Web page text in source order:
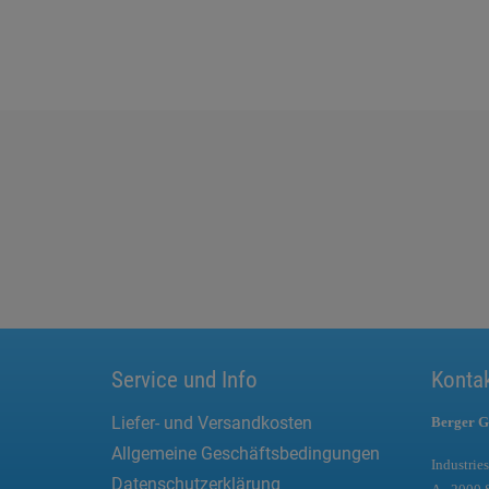
Service und Info
Liefer- und Versandkosten
Allgemeine Geschäftsbedingungen
Datenschutzerklärung
Berger